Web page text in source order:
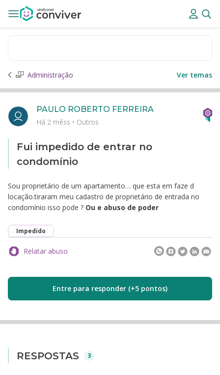
Administração Ver temas
Fui impedido de entrar no
condomínio
Sou proprietário de um apartamento… que esta em faze d
locação.tiraram meu cadastro de proprietário de entrada no
condomínio isso pode ? Ou e abuso de poder
Impedido
PAULO ROBERTO FERREIRA
Há 2 mêss • Outros
Relatar abuso
Entre para responder (+5 pontos)
RESPOSTAS 3